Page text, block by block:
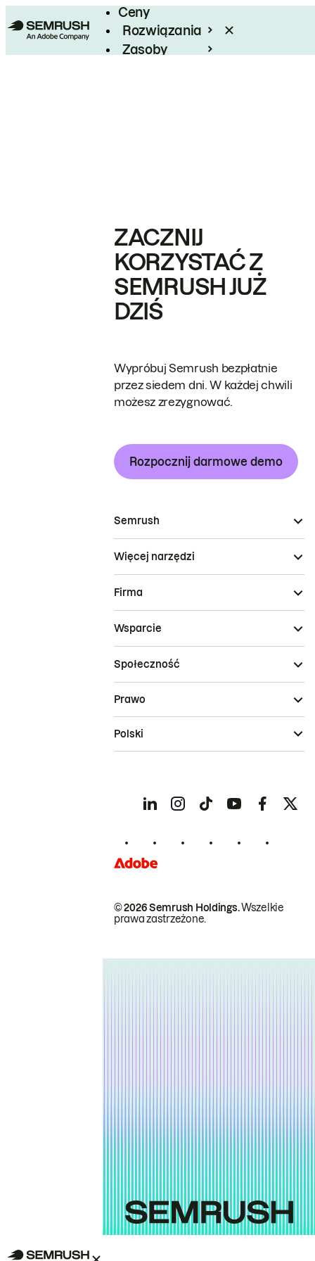
Ceny
Rozwiązania
Zasoby
ZACZNIJ
KORZYSTAĆ Z
SEMRUSH JUŻ
DZIŚ
Wypróbuj Semrush bezpłatnie
przez siedem dni. W każdej chwili
możesz zrezygnować.
Rozpocznij darmowe demo
Semrush
Więcej narzędzi
Firma
Wsparcie
Społeczność
© 2026 Semrush Holdings.Wszelkie
prawa zastrzeżone.
Prawo
Polski